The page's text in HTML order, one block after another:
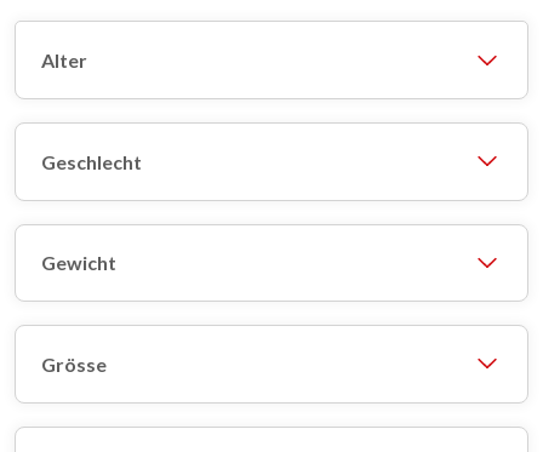
Alter
Geschlecht
Gewicht
Grösse